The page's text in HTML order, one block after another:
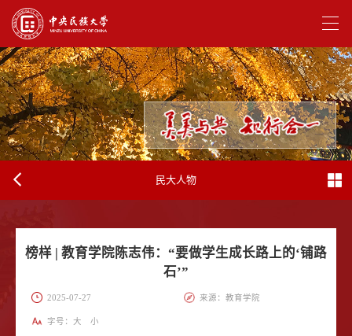
民大人物
榜样 | 教育学院陈志伟：“要做学生成长路上的‘铺路
石’”
2025-07-27 来源：教育学院
字号： 大 小